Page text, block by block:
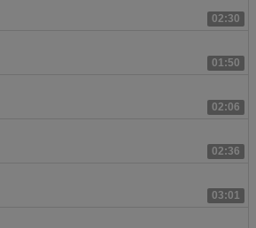
02:30
01:50
02:06
02:36
03:01